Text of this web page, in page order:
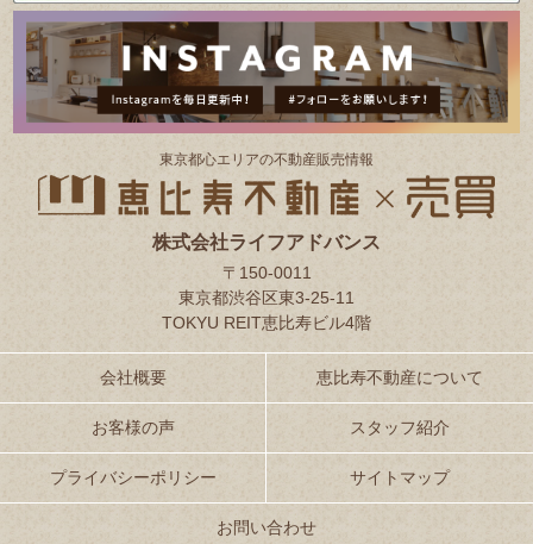
東京都⼼エリアの不動産販売情報
株式会社ライフアドバンス
〒150-0011
東京都渋谷区東3-25-11
TOKYU REIT恵比寿ビル4階
会社概要 恵比寿不動産について
お客様の声 スタッフ紹介
プライバシーポリシー サイトマップ
お問い合わせ